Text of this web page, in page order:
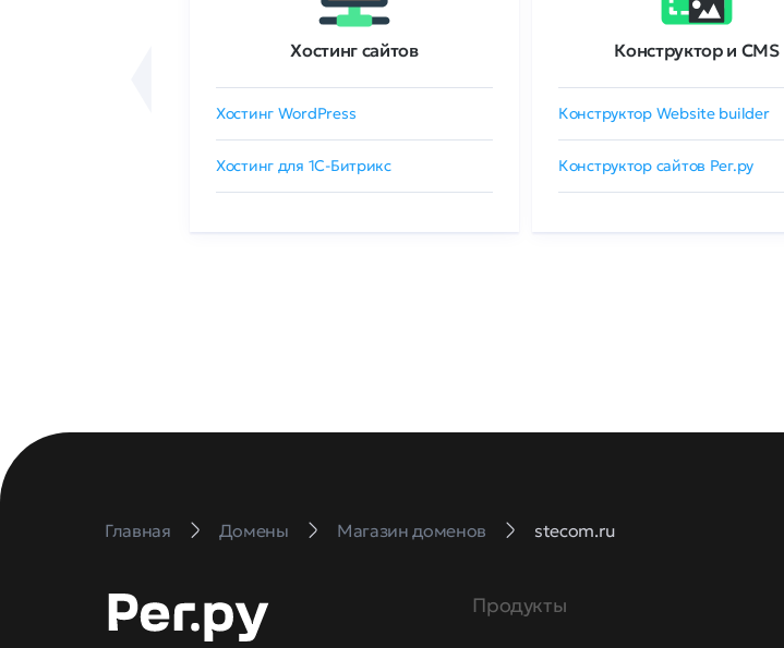
Хостинг сайтов
Хостинг WordPress
Хостинг для 1C-Битрикс
Конструктор и CMS
Конструктор Website builder
Конструктор сайтов Рег.ру
Главная Домены Магазин доменов stecom.ru
Продукты